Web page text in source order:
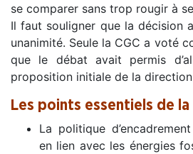
se comparer sans trop rougir à
Il faut souligner que la décision
unanimité. Seule la CGC a voté
que le débat avait permis
proposition initiale de la
Les points essentiels de la
La politique
en lien avec les énergies